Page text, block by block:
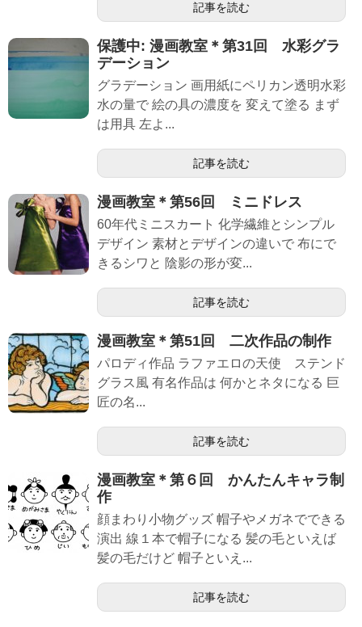
記事を読む
保護中: 漫画教室＊第31回 水彩グラ
デーション
グラデーション 画用紙にペリカン透明水彩
水の量で 絵の具の濃度を 変えて塗る まず
は用具 左よ...
記事を読む
漫画教室＊第56回 ミニドレス
60年代ミニスカート 化学繊維とシンプル
デザイン 素材とデザインの違いで 布にで
きるシワと 陰影の形が変...
記事を読む
漫画教室＊第51回 二次作品の制作
パロディ作品 ラファエロの天使 ステンド
グラス風 有名作品は 何かとネタになる 巨
匠の名...
記事を読む
漫画教室＊第６回 かんたんキャラ制
作
顔まわり小物グッズ 帽子やメガネでできる
演出 線１本で帽子になる 髪の毛といえば
髪の毛だけど 帽子といえ...
記事を読む